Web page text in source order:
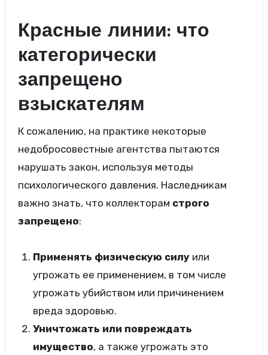
Красные линии: что
категорически
запрещено
взыскателям
К сожалению, на практике некоторые
недобросовестные агентства пытаются
нарушать закон, используя методы
психологического давления. Наследникам
важно знать, что коллекторам строго
запрещено:
Применять физическую силу или
угрожать ее применением, в том числе
угрожать убийством или причинением
вреда здоровью.
Уничтожать или повреждать
имущество, а также угрожать это